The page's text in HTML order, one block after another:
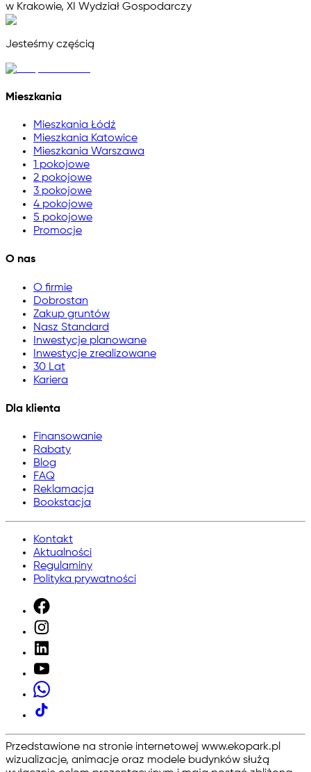
w Krakowie, XI Wydział Gospodarczy
Jesteśmy częścią
Mieszkania
Mieszkania Łódź
Mieszkania Katowice
Mieszkania Warszawa
1 pokojowe
2 pokojowe
3 pokojowe
4 pokojowe
5 pokojowe
Promocje
O nas
O firmie
Dobrostan
Zakup gruntów
Nasz Standard
Inwestycje planowane
Inwestycje zrealizowane
30 Lat
Kariera
Dla klienta
Finansowanie
Rabaty
Blog
FAQ
Reklamacja
Bookstacja
Kontakt
Aktualności
Regulaminy
Polityka prywatności
Przedstawione na stronie internetowej www.ekopark.pl
wizualizacje, animacje oraz modele budynków służą